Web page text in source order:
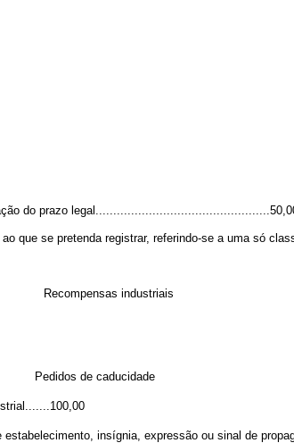
do prazo
que se pretenda registrar, referindo-se a uma só
Recompensas industriais
Pedidos de caducidade
insígnia, expressão ou sinal de